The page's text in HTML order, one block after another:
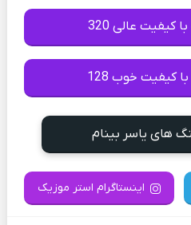
کیفیت عالی 320
کیفیت خوب 128
های یاسر بینام
اینستاگرام استر موزیک